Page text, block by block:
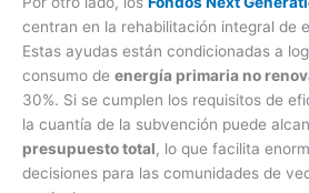
centran en la rehabilitación integral de
Estas ayudas están condicionadas a
consumo de energía primaria no
30%. Si se cumplen los requisitos de
la cuantía de la subvención puede
presupuesto total, lo que facilita
decisiones para las comunidades de